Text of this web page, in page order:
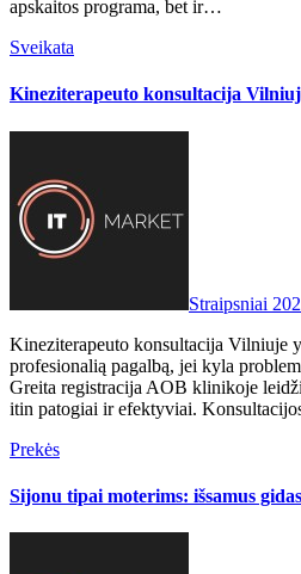
apskaitos programa, bet ir…
Sveikata
Kineziterapeuto konsultacija
Straipsniai
Kineziterapeuto konsultacija Vilniuje yra puiki galimybė gauti
profesionalią pagalbą, jei kyla
Greita registracija AOB klinikoje
itin patogiai ir efektyviai.
Prekės
Sijonu tipai moterims: išsamus